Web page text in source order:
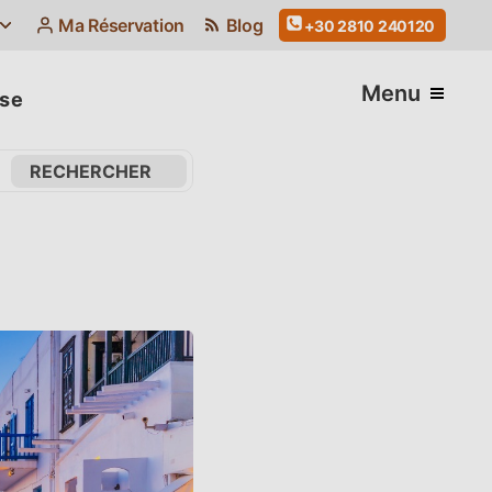
Ma Réservation Blog +30 2810 240120
Menu